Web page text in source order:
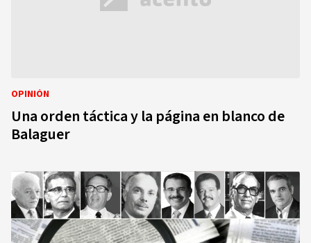
OPINIÓN
Una orden táctica y la página en blanco de
Balaguer